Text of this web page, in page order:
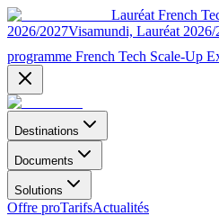
Lauréat French
2026/2027Visamundi, Lauréat
programme French Tech Scale-Up
Destinations
Documents
Solutions
Offre proTarifsActualités